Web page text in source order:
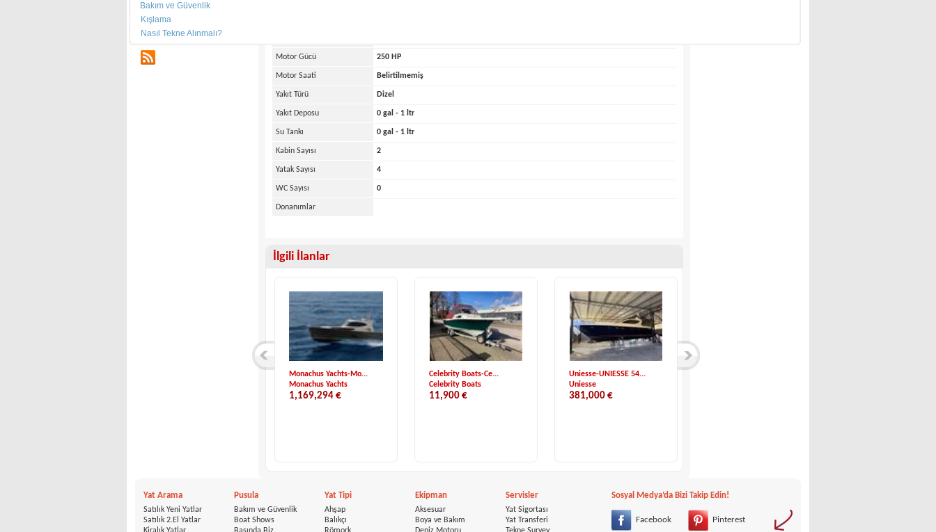
Bakım ve Güvenlik
Kışlama
Nasıl Tekne Alınmalı?
Motor Gücü 250 HP
Motor Saati Belirtilmemiş
Yakıt Türü Dizel
Yakıt Deposu 0 gal - 1 ltr
Su Tankı 0 gal - 1 ltr
Kabin Sayısı 2
Yatak Sayısı 4
WC Sayısı 0
Donanımlar
İlgili İlanlar
Monachus Yachts-Mo...
Monachus Yachts
1,169,294 €
Celebrity Boats-Ce...
Celebrity Boats
11,900 €
Uniesse-UNIESSE 54...
Uniesse
381,000 €
Yat Arama
Satılık Yeni Yatlar
Satılık 2.El Yatlar
Pusula
Bakım ve Güvenlik
Boat Shows
Yat Tipi
Ahşap
Balıkçı
Ekipman
Aksesuar
Boya ve Bakım
Servisler
Yat Sigortası
Yat Transferi
Sosyal Medya‘da Bizi Takip Edin!
Facebook Pinterest